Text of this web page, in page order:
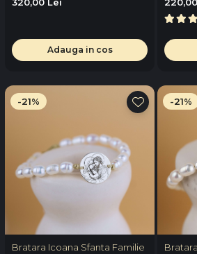
Adauga in cos
-21%
Bratara Icoana Sfanta Familie
-21%